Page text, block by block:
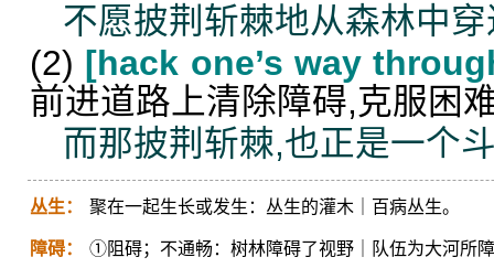
不愿披荆斩棘地从森林中
(2) [hack one’s way
前进道路上清除障碍,克服困
而那披荆斩棘,也正是一个
丛生： 聚在一起生长或发生：丛生的灌木｜百病丛生。
障碍：
①阻碍；不通畅：树林障碍了视野｜队伍为大河所